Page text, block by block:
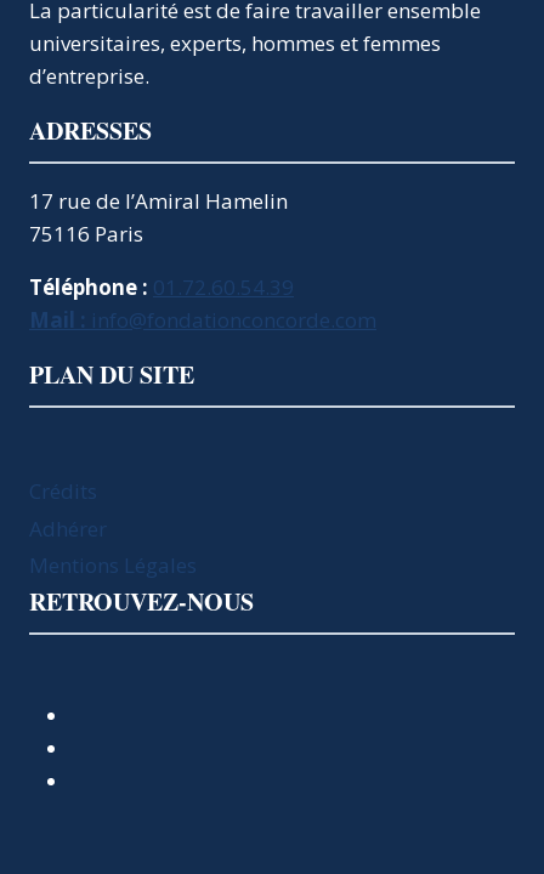
La particularité est de faire travailler ensemble
universitaires, experts, hommes et femmes
d’entreprise.
ADRESSES
17 rue de l’Amiral Hamelin
75116 Paris
Téléphone : 01.72.60.54.39
Mail : info@fondationconcorde.com
PLAN DU SITE
Crédits
Adhérer
Mentions Légales
RETROUVEZ-NOUS